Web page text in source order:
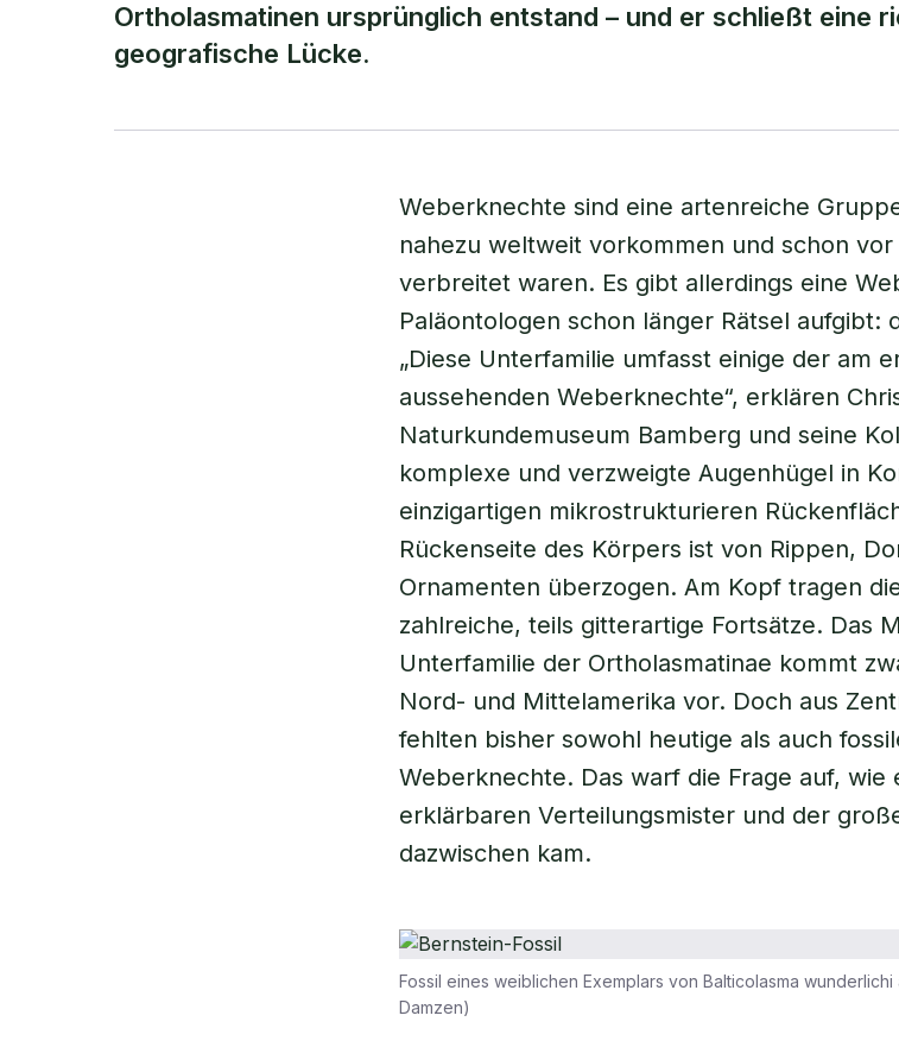
Ortholasmatinen ursprünglich entstand – und er schließt eine
geografische Lücke.
Weberknechte sind eine artenreiche
nahezu weltweit vorkommen und schon
verbreitet waren. Es gibt allerdings eine
Paläontologen schon länger Rätsel aufgibt:
„Diese Unterfamilie umfasst einige der am
aussehenden Weberknechte“, erklären
Naturkundemuseum Bamberg und seine
komplexe und verzweigte Augenhügel in
einzigartigen mikrostrukturieren
Rückenseite des Körpers ist von Rippen,
Ornamenten überzogen. Am Kopf tragen
zahlreiche, teils gitterartige Fortsätze. Das
Unterfamilie der Ortholasmatinae kommt
Nord- und Mittelamerika vor. Doch aus
fehlten bisher sowohl heutige als auch
Weberknechte. Das warf die Frage auf, wie
erklärbaren Verteilungsmister und der
dazwischen kam.
Fossil eines weiblichen Exemplars von Balticolasma
Damzen)